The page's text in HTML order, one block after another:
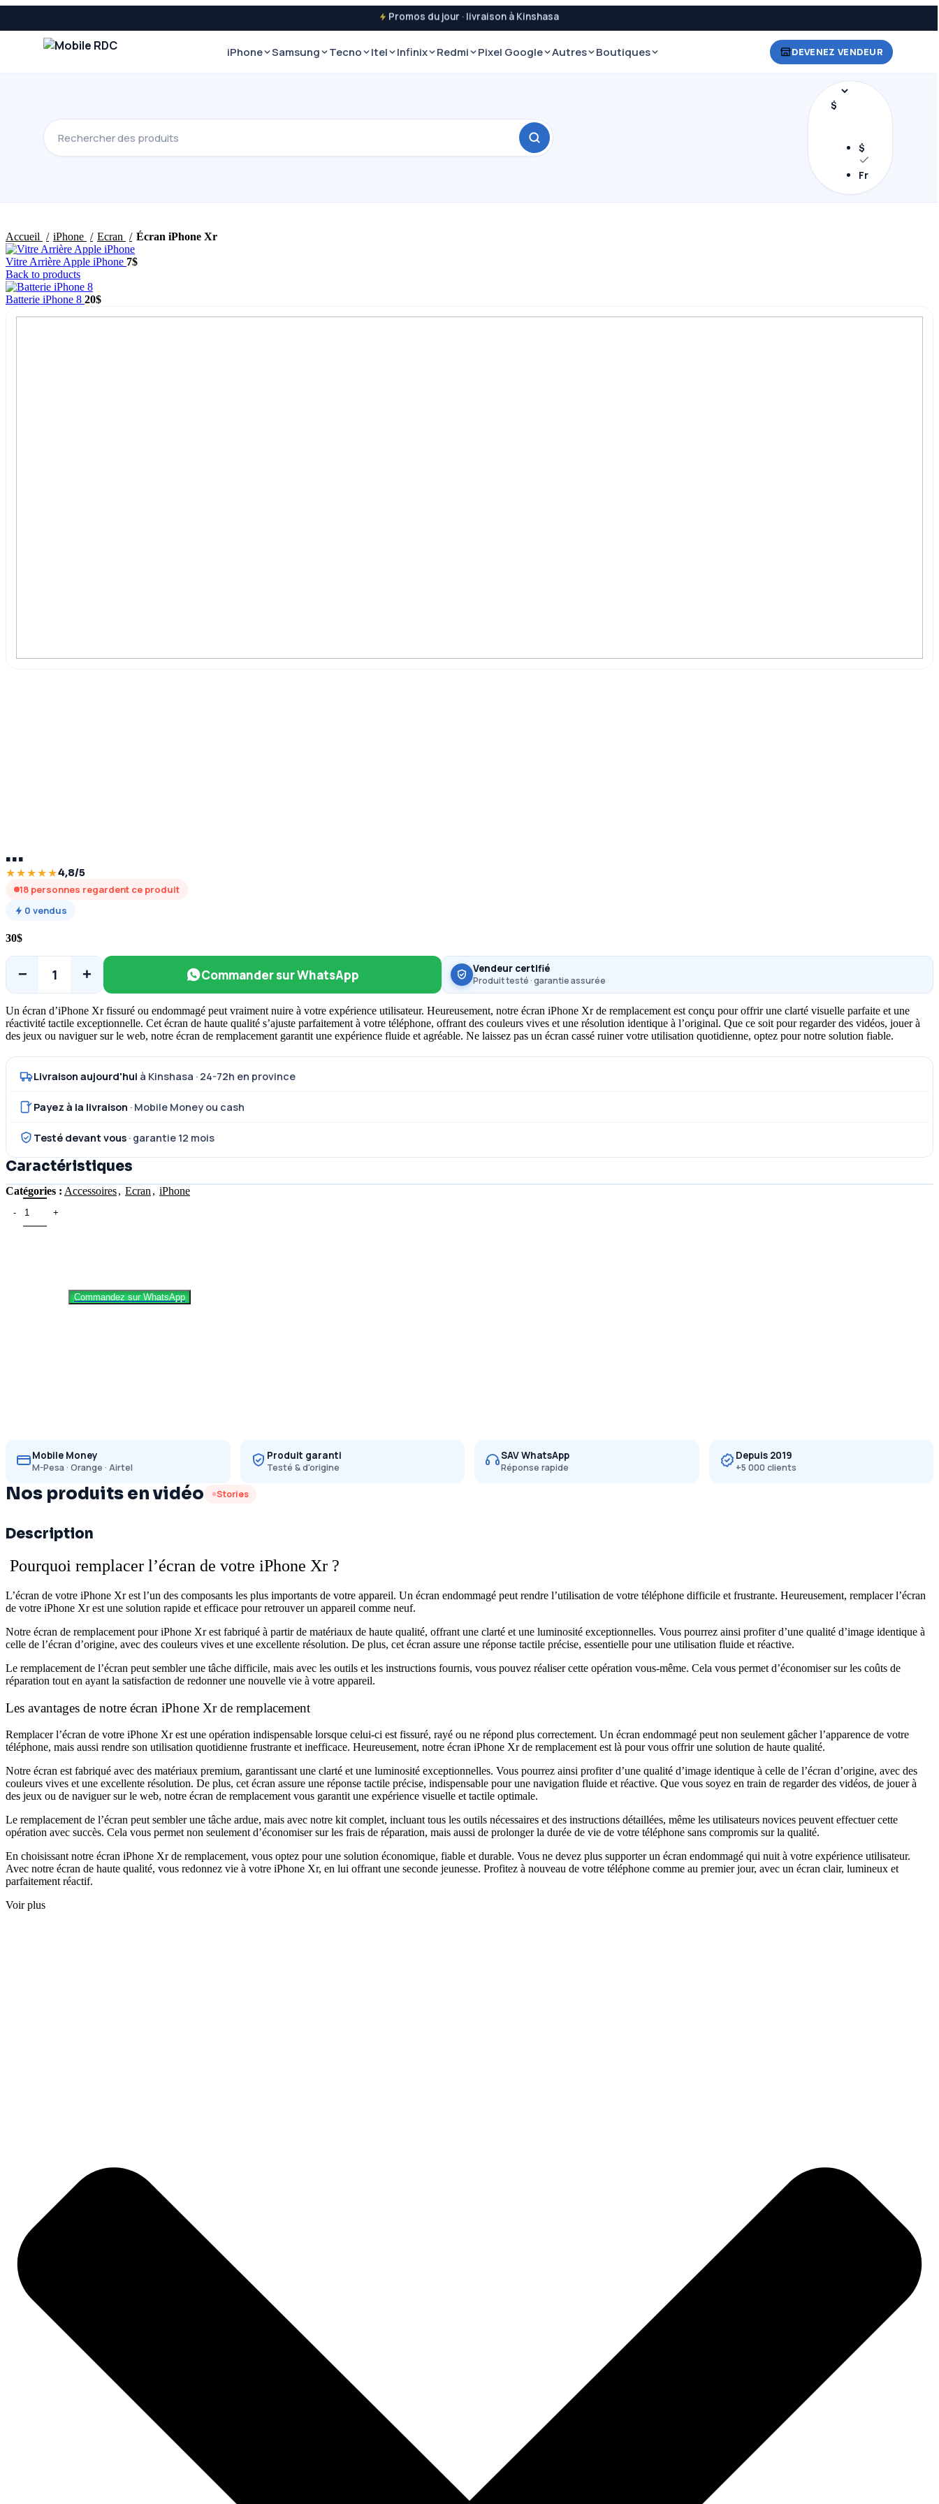
Promos du jour · livraison à Kinshasa
iPhone Samsung Tecno Itel Infinix Redmi Pixel Google Autres Boutiques DEVENEZ VENDEUR
$
$
Fr
Accueil iPhone Ecran Écran iPhone Xr
Vitre Arrière Apple iPhone 7$
Back to products
Batterie iPhone 8 20$
…
★★★★★4,8/5
18 personnes regardent ce produit
0 vendus
30$
− 1 + Commander sur WhatsApp Vendeur certifié
Produit testé · garantie assurée
Un écran d’iPhone Xr fissuré ou endommagé peut vraiment nuire à votre expérience utilisateur. Heureusement, notre écran iPhone Xr de remplacement est conçu pour offrir une clarté visuelle parfaite et une
réactivité tactile exceptionnelle. Cet écran de haute qualité s’ajuste parfaitement à votre téléphone, offrant des couleurs vives et une résolution identique à l’original. Que ce soit pour regarder des vidéos, jouer à
des jeux ou naviguer sur le web, notre écran de remplacement garantit une expérience fluide et agréable. Ne laissez pas un écran cassé ruiner votre utilisation quotidienne, optez pour notre solution fiable.
Livraison aujourd'hui à Kinshasa · 24-72h en province
Payez à la livraison · Mobile Money ou cash
Testé devant vous · garantie 12 mois
Caractéristiques
Catégories : Accessoires, Ecran , iPhone
Commandez sur WhatsApp
Mobile Money
M-Pesa · Orange · Airtel
Produit garanti
Testé & d'origine
SAV WhatsApp
Réponse rapide
Depuis 2019
+5 000 clients
Nos produits en vidéo Stories
Description
Pourquoi remplacer l’écran de votre iPhone Xr ?
L’écran de votre iPhone Xr est l’un des composants les plus importants de votre appareil. Un écran endommagé peut rendre l’utilisation de votre téléphone difficile et frustrante. Heureusement, remplacer l’écran
de votre iPhone Xr est une solution rapide et efficace pour retrouver un appareil comme neuf.
Notre écran de remplacement pour iPhone Xr est fabriqué à partir de matériaux de haute qualité, offrant une clarté et une luminosité exceptionnelles. Vous pourrez ainsi profiter d’une qualité d’image identique à
celle de l’écran d’origine, avec des couleurs vives et une excellente résolution. De plus, cet écran assure une réponse tactile précise, essentielle pour une utilisation fluide et réactive.
Le remplacement de l’écran peut sembler une tâche difficile, mais avec les outils et les instructions fournis, vous pouvez réaliser cette opération vous-même. Cela vous permet d’économiser sur les coûts de
réparation tout en ayant la satisfaction de redonner une nouvelle vie à votre appareil.
Les avantages de notre écran iPhone Xr de remplacement
Remplacer l’écran de votre iPhone Xr est une opération indispensable lorsque celui-ci est fissuré, rayé ou ne répond plus correctement. Un écran endommagé peut non seulement gâcher l’apparence de votre
téléphone, mais aussi rendre son utilisation quotidienne frustrante et inefficace. Heureusement, notre écran iPhone Xr de remplacement est là pour vous offrir une solution de haute qualité.
Notre écran est fabriqué avec des matériaux premium, garantissant une clarté et une luminosité exceptionnelles. Vous pourrez ainsi profiter d’une qualité d’image identique à celle de l’écran d’origine, avec des
couleurs vives et une excellente résolution. De plus, cet écran assure une réponse tactile précise, indispensable pour une navigation fluide et réactive. Que vous soyez en train de regarder des vidéos, de jouer à
des jeux ou de naviguer sur le web, notre écran de remplacement vous garantit une expérience visuelle et tactile optimale.
Le remplacement de l’écran peut sembler une tâche ardue, mais avec notre kit complet, incluant tous les outils nécessaires et des instructions détaillées, même les utilisateurs novices peuvent effectuer cette
opération avec succès. Cela vous permet non seulement d’économiser sur les frais de réparation, mais aussi de prolonger la durée de vie de votre téléphone sans compromis sur la qualité.
En choisissant notre écran iPhone Xr de remplacement, vous optez pour une solution économique, fiable et durable. Vous ne devez plus supporter un écran endommagé qui nuit à votre expérience utilisateur.
Avec notre écran de haute qualité, vous redonnez vie à votre iPhone Xr, en lui offrant une seconde jeunesse. Profitez à nouveau de votre téléphone comme au premier jour, avec un écran clair, lumineux et
parfaitement réactif.
Voir plus